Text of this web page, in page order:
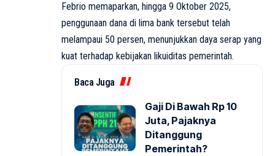
Febrio memaparkan, hingga 9 Oktober 2025,
penggunaan dana di lima bank tersebut telah
melampaui 50 persen, menunjukkan daya serap yang
kuat terhadap kebijakan likuiditas pemerintah.
Baca Juga
Gaji Di Bawah Rp 10
Juta, Pajaknya
Ditanggung
Pemerintah?